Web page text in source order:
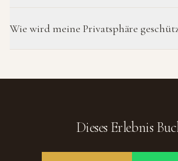
zur Verfügung. Vermeiden Sie
Wie wird meine Privatsphäre
Dieses Erlebnis